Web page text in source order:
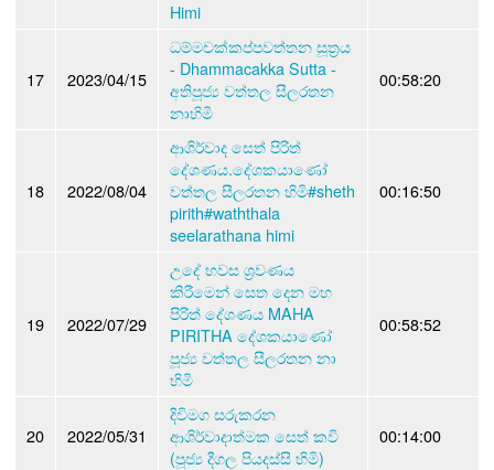
Himi
17 2023/04/15
ධම්මචක්කප්පවත්තන සූත්‍රය
- Dhammacakka Sutta -
අතිපූජ්‍ය වත්තල සීලරතන
නාහිමි
00:58:20
18 2022/08/04
ආශිර්වාද සෙත් පිරිත්
දේශණය.දේශකයාණෝ
වත්තල සීලරතන හිමි#sheth
pirith#waththala
seelarathana himi
00:16:50
19 2022/07/29
උදේ හවස ශ්‍රවණය
කිරීමෙන් සෙත දෙන මහ
පිරිත් දේශණය MAHA
PIRITHA දේශකයාණෝ
පූජ්‍ය වත්තල සීලරතන නා
හිමි
00:58:52
20 2022/05/31
දිවිමග සරුකරන
ආශිර්වාදාත්මක සෙත් කවි
(පූජ්‍ය දීගල පියදස්සි හිමි)
00:14:00